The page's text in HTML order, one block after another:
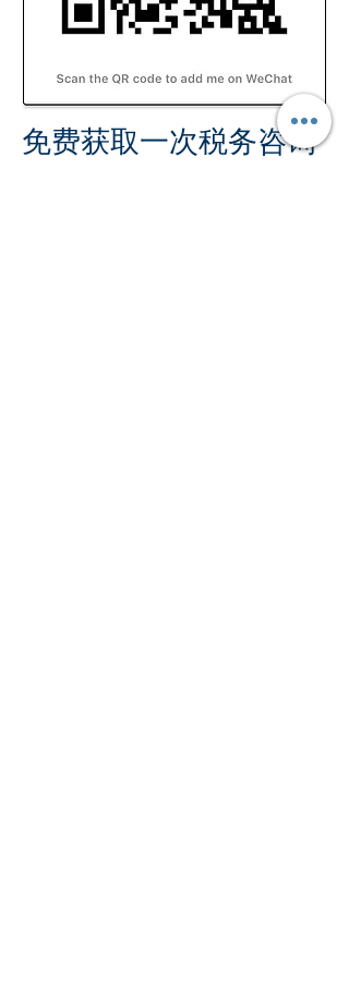
免费获取一次税务咨询